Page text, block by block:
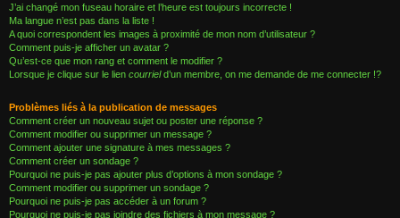
J’ai changé mon fuseau horaire et l’heure est toujours incorrecte !
Ma langue n’est pas dans la liste !
A quoi correspondent les images à proximité de mon nom d’utilisateur ?
Comment puis-je afficher un avatar ?
Qu’est-ce que mon rang et comment le modifier ?
Lorsque je clique sur le lien courrield’un membre, on me demande de me connecter !?
Problèmes liés à la publication de messages
Comment créer un nouveau sujet ou poster une réponse ?
Comment modifier ou supprimer un message ?
Comment ajouter une signature à mes messages ?
Comment créer un sondage ?
Pourquoi ne puis-je pas ajouter plus d’options à mon sondage ?
Comment modifier ou supprimer un sondage ?
Pourquoi ne puis-je pas accéder à un forum ?
Pourquoi ne puis-je pas joindre des fichiers à mon message ?